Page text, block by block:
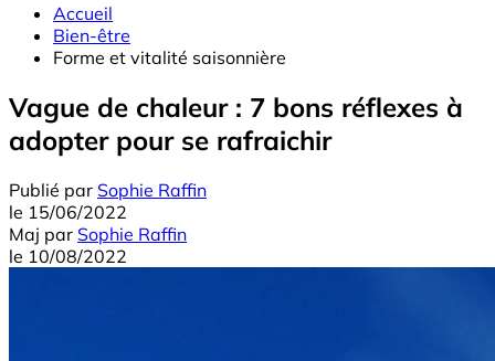
Accueil
Bien-être
Forme et vitalité saisonnière
Vague de chaleur : 7 bons réflexes à
adopter pour se rafraichir
Publié par Sophie Raffin
le 15/06/2022
Maj par Sophie Raffin
le 10/08/2022